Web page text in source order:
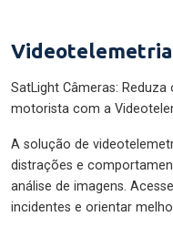
Videotelemetria
SatLight Câmeras:
motorista com a
A solução de
distrações e
análise de imagens.
incidentes e orientar